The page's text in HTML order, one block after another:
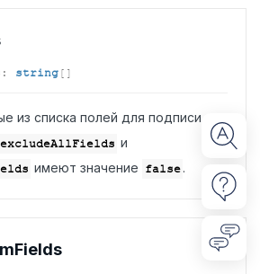
: string[]
из списка полей для подписи.
excludeAllFields и
имеют значение false .
Fields